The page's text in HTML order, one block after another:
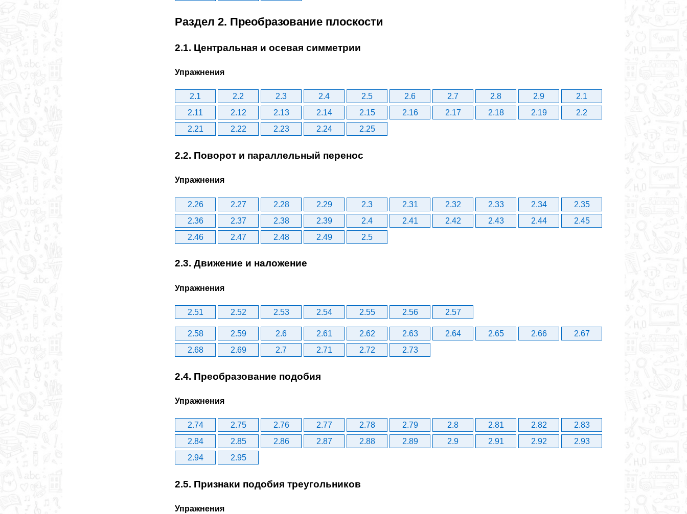
Раздел 2. Преобразование плоскости
2.1. Центральная и осевая симметрии
Упражнения
2.1 2.2 2.3 2.4 2.5 2.6 2.7 2.8 2.9
2.1
2.11
2.12 2.13 2.14 2.15 2.16 2.17 2.18 2.19
2.2
2.21
2.22 2.23 2.24 2.25
2.2. Поворот и параллельный перенос
Упражнения
2.26 2.27 2.28 2.29 2.3 2.31 2.32 2.33 2.34
2.35
2.36
2.37 2.38 2.39 2.4 2.41 2.42 2.43 2.44
2.45
2.46
2.47 2.48 2.49 2.5
2.3. Движение и наложение
Упражнения
2.51 2.52 2.53 2.54 2.55 2.56 2.57
2.58 2.59 2.6 2.61 2.62 2.63 2.64 2.65 2.66
2.67
2.68
2.69 2.7 2.71 2.72 2.73
2.4. Преобразование подобия
Упражнения
2.74 2.75 2.76 2.77 2.78 2.79 2.8 2.81 2.82
2.83
2.84
2.85 2.86 2.87 2.88 2.89 2.9 2.91 2.92
2.93
2.94
2.95
2.5. Признаки подобия треугольников
Упражнения